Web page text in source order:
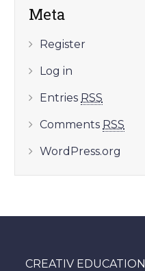
Meta
Register
Log in
Entries RSS
Comments RSS
WordPress.org
CREATIV EDUCATION